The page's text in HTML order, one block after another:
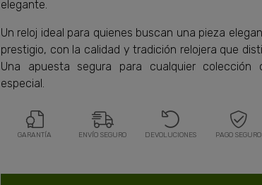
elegante.
Un reloj ideal para quienes buscan una pieza
prestigio, con la calidad y tradición relojera que
Una apuesta segura para cualquier colección
especial.
GARANTÍA ENVÍO SEGURO DEVOLUCIONES PAGO SEGURO